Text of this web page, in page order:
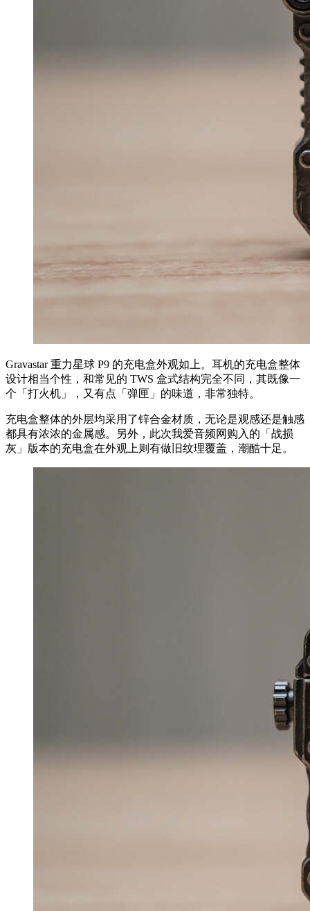
Gravastar 重力星球 P9 的充电盒外观如上。耳机的充电盒整体
设计相当个性，和常见的 TWS 盒式结构完全不同，其既像一
个「打火机」，又有点「弹匣」的味道，非常独特。
充电盒整体的外层均采用了锌合金材质，无论是观感还是触感
都具有浓浓的金属感。另外，此次我爱音频网购入的「战损
灰」版本的充电盒在外观上则有做旧纹理覆盖，潮酷十足。